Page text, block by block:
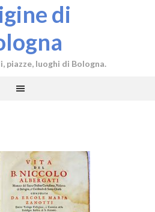
di
piazze, luoghi di Bologna.